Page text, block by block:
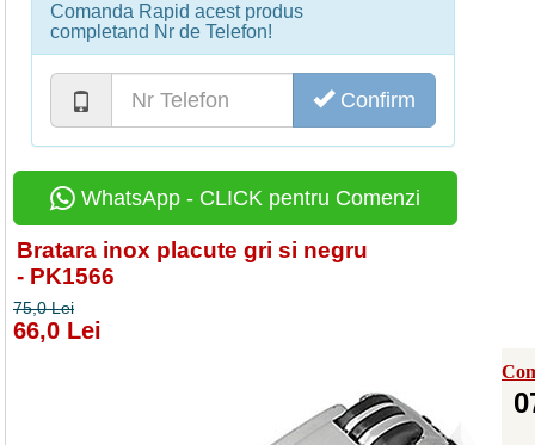
Comanda Rapid acest produs
completand Nr de Telefon!
Confirm
WhatsApp - CLICK pentru Comenzi
Bratara inox placute gri si negru
- PK1566
75,0 Lei
66,0 Lei